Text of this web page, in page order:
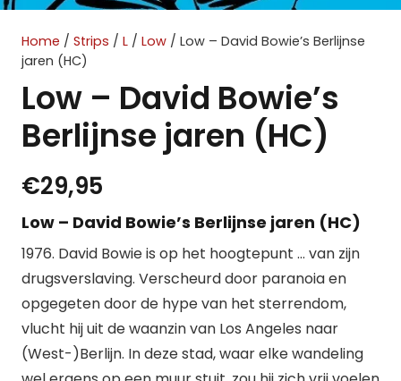
Home / Strips / L / Low / Low – David Bowie’s Berlijnse
jaren (HC)
Low – David Bowie’s
Berlijnse jaren (HC)
€29,95
Low – David Bowie’s Berlijnse jaren (HC)
1976. David Bowie is op het hoogtepunt … van zijn
drugsverslaving. Verscheurd door paranoia en
opgegeten door de hype van het sterrendom,
vlucht hij uit de waanzin van Los Angeles naar
(West-)Berlijn. In deze stad, waar elke wandeling